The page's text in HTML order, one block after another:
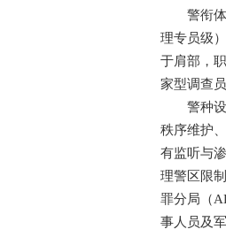
警衔体系
理专员级
于肩部，
家型调查员
警种设置
秩序维护
有监听与
理警区限
罪分局（
事人员及